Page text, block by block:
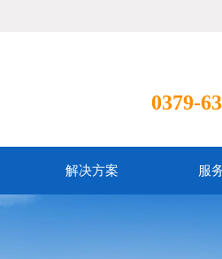
0379-
解决方案 服